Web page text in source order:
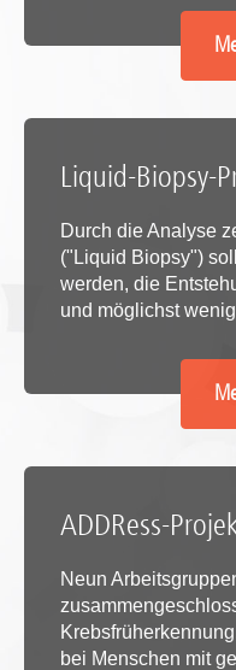
Liquid-Biopsy-
Durch die Analyse
("Liquid Biopsy")
werden, die
und möglichst
ADDRess-
Neun
bei Menschen mit